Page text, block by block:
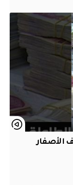
الأصفار